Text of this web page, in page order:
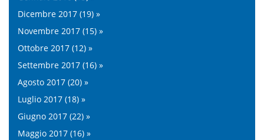
Dicembre 2017 (19) »
Novembre 2017 (15) »
Ottobre 2017 (12) »
Settembre 2017 (16) »
Agosto 2017 (20) »
Luglio 2017 (18) »
Giugno 2017 (22) »
Maggio 2017 (16) »